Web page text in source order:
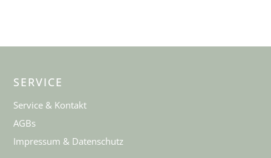
SERVICE
Service & Kontakt
AGBs
Impressum & Datenschutz